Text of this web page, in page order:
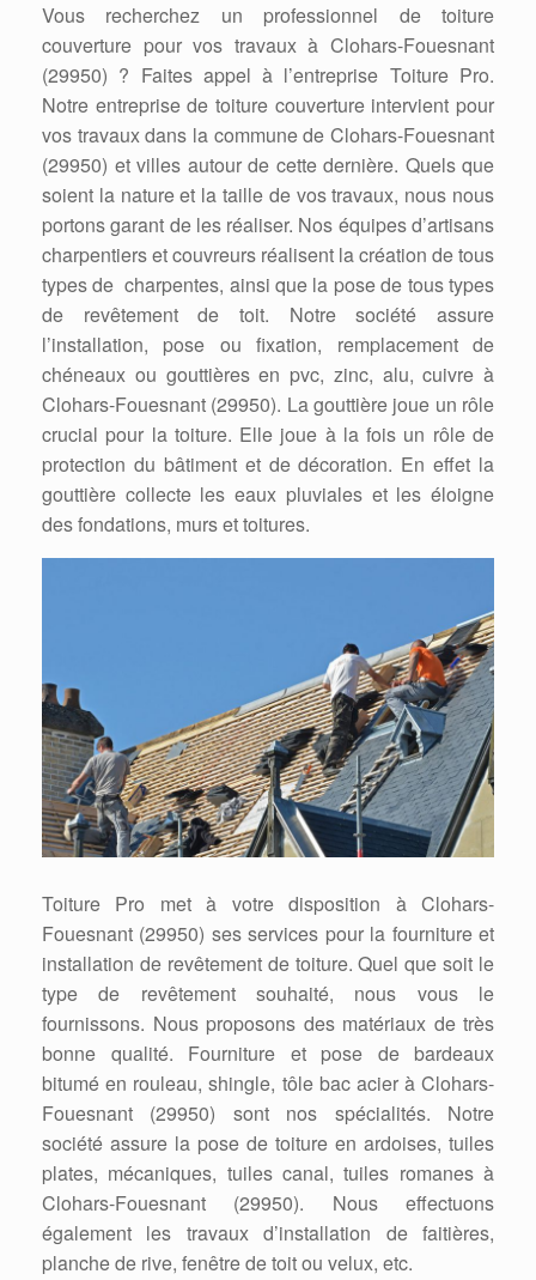
Vous recherchez un professionnel de toiture
couverture pour vos travaux à Clohars-Fouesnant
(29950) ? Faites appel à l’entreprise Toiture Pro.
Notre entreprise de toiture couverture intervient pour
vos travaux dans la commune de Clohars-Fouesnant
(29950) et villes autour de cette dernière. Quels que
soient la nature et la taille de vos travaux, nous nous
portons garant de les réaliser. Nos équipes d’artisans
charpentiers et couvreurs réalisent la création de tous
types de charpentes, ainsi que la pose de tous types
de revêtement de toit. Notre société assure
l’installation, pose ou fixation, remplacement de
chéneaux ou gouttières en pvc, zinc, alu, cuivre à
Clohars-Fouesnant (29950). La gouttière joue un rôle
crucial pour la toiture. Elle joue à la fois un rôle de
protection du bâtiment et de décoration. En effet la
gouttière collecte les eaux pluviales et les éloigne
des fondations, murs et toitures.
Toiture Pro met à votre disposition à Clohars-
Fouesnant (29950) ses services pour la fourniture et
installation de revêtement de toiture. Quel que soit le
type de revêtement souhaité, nous vous le
fournissons. Nous proposons des matériaux de très
bonne qualité. Fourniture et pose de bardeaux
bitumé en rouleau, shingle, tôle bac acier à Clohars-
Fouesnant (29950) sont nos spécialités. Notre
société assure la pose de toiture en ardoises, tuiles
plates, mécaniques, tuiles canal, tuiles romanes à
Clohars-Fouesnant (29950). Nous effectuons
également les travaux d’installation de faitières,
planche de rive, fenêtre de toit ou velux, etc.